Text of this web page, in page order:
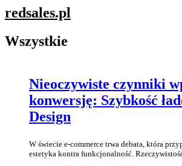
redsales.pl
Wszystkie
Nieoczywiste czynniki
konwersję: Szybkość
Design
W świecie e-commerce trwa debata, która
estetyka kontra funkcjonalność.